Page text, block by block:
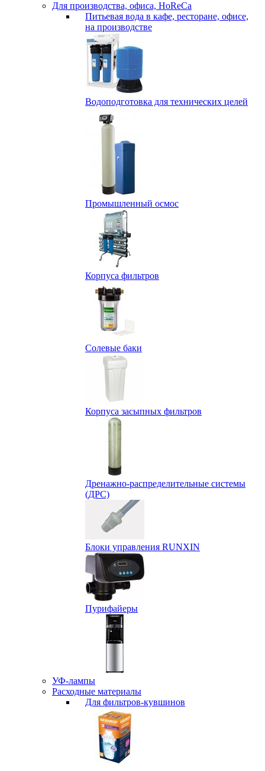
Для производства, офиса, HoReCa
Питьевая вода в кафе, ресторане, офисе,
на производстве
Водоподготовка для технических целей
Промышленный осмос
Корпуса фильтров
Солевые баки
Корпуса засыпных фильтров
Дренажно-распределительные системы
(ДРС)
Блоки управления RUNXIN
Пурифайеры
УФ-лампы
Расходные материалы
Для фильтров-кувшинов